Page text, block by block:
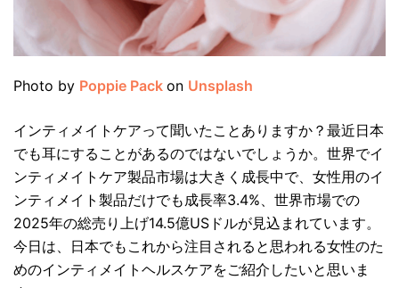
Photo by Poppie Pack on Unsplash
インティメイトケアって聞いたことありますか？最近日本
でも耳にすることがあるのではないでしょうか。世界でイ
ンティメイトケア製品市場は大きく成長中で、女性用のイ
ンティメイト製品だけでも成長率3.4%、世界市場での
2025年の総売り上げ14.5億USドルが見込まれています。
今日は、日本でもこれから注目されると思われる女性のた
めのインティメイトヘルスケアをご紹介したいと思いま